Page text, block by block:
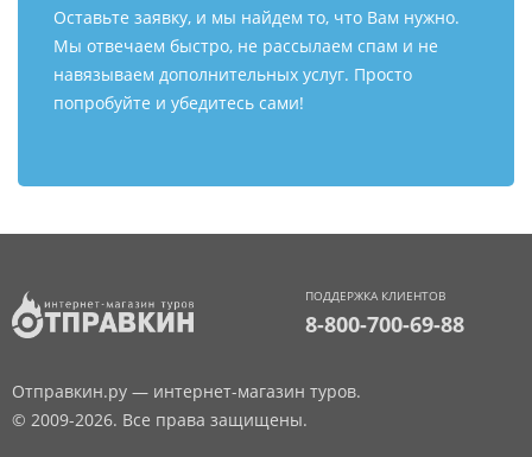
Оставьте заявку, и мы найдем то, что Вам нужно.
Мы отвечаем быстро, не рассылаем спам и не
навязываем дополнительных услуг. Просто
попробуйте и убедитесь сами!
ПОДДЕРЖКА КЛИЕНТОВ
8-800-700-69-88
Отправкин.ру — интернет-магазин туров.
© 2009-2026. Все права защищены.